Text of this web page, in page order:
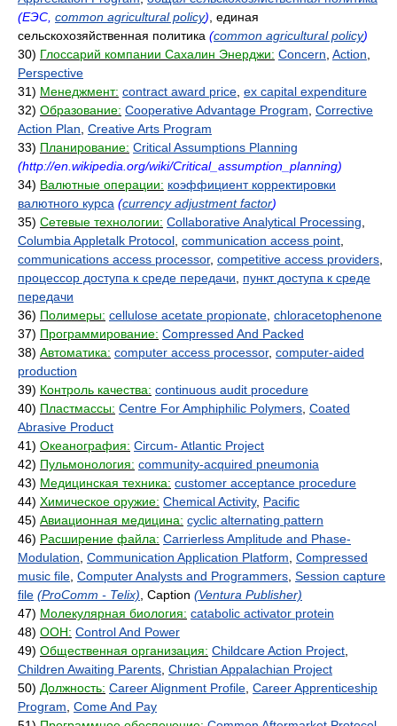
(ЕЭС, common agricultural policy) , единая
сельскохозяйственная политика (common agricultural policy)
30) Глоссарий компании Сахалин Энерджи: Concern Action
Perspective
31) Менеджмент: contract award price ex capital expenditure
32) Образование: Cooperative Advantage Program Corrective
Action Plan Creative Arts Program
33) Планирование: Critical Assumptions Planning
(http://en.wikipedia.org/wiki/Critical_assumption_planning)
34) Валютные операции: коэффициент корректировки
валютного курса (currency adjustment factor)
35) Сетевые технологии: Collaborative Analytical Processing
Columbia Appletalk Protocol communication access point
communications access processor, competitive access providers
процессор доступа к среде передачи
пункт доступа к среде
передачи
36) Полимеры: cellulose acetate propionate chloracetophenone
37) Программирование: Compressed And Packed
38) Автоматика: computer access processor, computer-aided
production
39) Контроль качества: continuous audit procedure
40) Пластмассы: Centre For Amphiphilic Polymers Coated
Abrasive Product
41) Океанография: Circum- Atlantic Project
42) Пульмонология: community-acquired pneumonia
43) Медицинская техника: customer acceptance procedure
44) Химическое оружие: Chemical Activity, Pacific
45) Авиационная медицина: cyclic alternating pattern
46) Расширение файла: Carrierless Amplitude and Phase-
Modulation Communication Application Platform Compressed
music file Computer Analysts and Programmers Session capture
file (ProComm - Telix) , Caption (Ventura Publisher)
47) Молекулярная биология: catabolic activator protein
48) ООН: Control And Power
49) Общественная организация: Childcare Action Project
Children Awaiting Parents Christian Appalachian Project
50) Должность: Career Alignment Profile Career Apprenticeship
Program Come And Pay